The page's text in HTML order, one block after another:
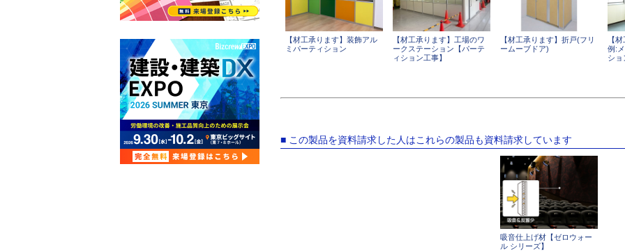
【材工承ります】装飾アル
ミパーティション
【材工承ります】工場のワ
ークステーション【パーテ
ィション工事】
【材工承ります】折戸(フリ
ームーブドア)
【
例:
ショ
■ この製品を資料請求した人はこれらの製品も資料請求しています
吸音仕上げ材【ゼロウォー
ル シリーズ】